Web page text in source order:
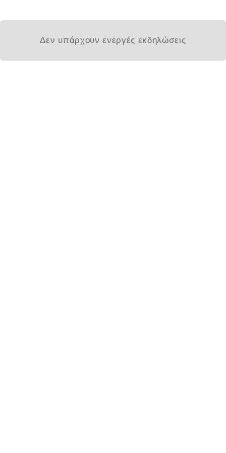
Δεν υπάρχουν ενεργές εκδηλώσεις